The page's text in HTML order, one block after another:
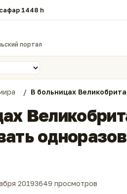
1448 һ.
портал
В больницах
20193649 просмотров